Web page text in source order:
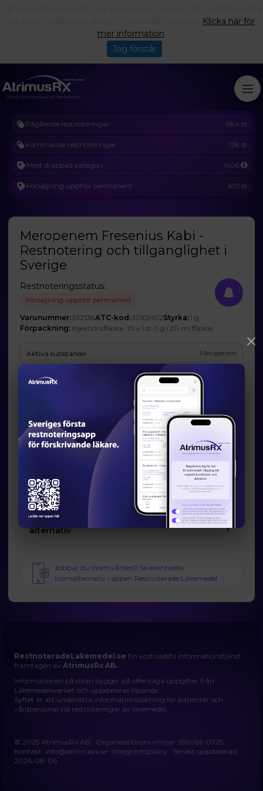
Pågående restnoteringar 984 st
Kommande restnoteringar 128 st
Mest drabbad kategori N06
Försäljning upphör permanent 610 st
Meropenem Fresenius Kabi -
Restnotering och tillgänglighet i
Sverige
Restnoteringsstatus:
Försäljning upphör permanent
Varunummer: 532138ATC-kod:J01DH02Styrka:1 g
Förpackning: Injektionsflaska, 10 x 1 st (1 g i 20 ml flaska)
Aktiva substanser Meropenem
Företag Fresenius Kabi AB
Prognos och förväntad tillgänglighet
Startdatum: 2026-07-31
Slutdatum:-
Orsak till restsituation
Marknadsrelaterade orsaker
Läkemedelsverkets information om möjliga
alternativ
Jobbar du inom vården? Se eventuella
licensalternativ i appen Restnoterade Läkemedel
RestnoteradeLakemedel.se En kostnadsfri informationstjänst
framtagen avAtrimusRx AB.
Informationen på sidan bygger på offentliga uppgifter från
Läkemedelsverket och uppdateras löpande.
Syftet är att underlätta informationssökning för patienter och
vårdpersonal vid restnoteringar av läkemedel.
© 2025 AtrimusRx AB · Organisationsnummer: 559066-0725
Kontakt: info@atrimusrx.se · Integritetspolicy · Senast uppdaterad:
2026-08-06
Klicka här för
mer information
Jag förstår